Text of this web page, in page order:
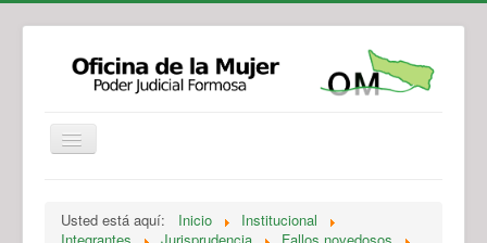
Legislación
Novedades
Usted está aquí: Inicio
Institucional
Integrantes
Jurisprudencia
Fallos novedosos